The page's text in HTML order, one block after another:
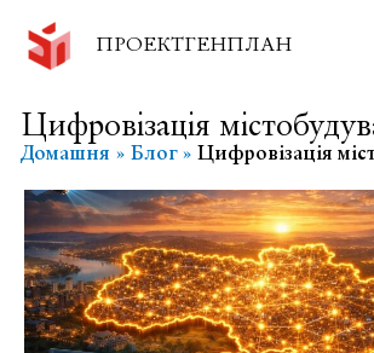
вмісту
ПРОЕКТГЕНПЛАН
Цифровізація
Домашня Блог Цифровізація